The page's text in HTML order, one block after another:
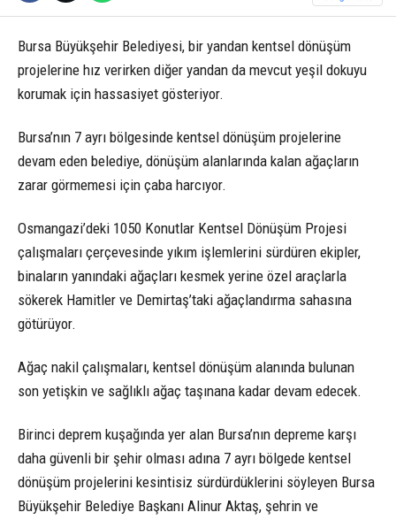
Bursa Büyükşehir Belediyesi, bir yandan kentsel dönüşüm
projelerine hız verirken diğer yandan da mevcut yeşil dokuyu
korumak için hassasiyet gösteriyor.
Bursa’nın 7 ayrı bölgesinde kentsel dönüşüm projelerine
devam eden belediye, dönüşüm alanlarında kalan ağaçların
zarar görmemesi için çaba harcıyor.
Osmangazi’deki 1050 Konutlar Kentsel Dönüşüm Projesi
çalışmaları çerçevesinde yıkım işlemlerini sürdüren ekipler,
binaların yanındaki ağaçları kesmek yerine özel araçlarla
sökerek Hamitler ve Demirtaş’taki ağaçlandırma sahasına
götürüyor.
Ağaç nakil çalışmaları, kentsel dönüşüm alanında bulunan
son yetişkin ve sağlıklı ağaç taşınana kadar devam edecek.
Birinci deprem kuşağında yer alan Bursa’nın depreme karşı
daha güvenli bir şehir olması adına 7 ayrı bölgede kentsel
dönüşüm projelerini kesintisiz sürdürdüklerini söyleyen Bursa
Büyükşehir Belediye Başkanı Alinur Aktaş, şehrin ve